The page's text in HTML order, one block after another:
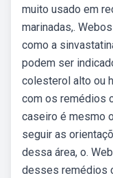
muito usado em
marinadas,.
como a
podem ser
colesterol alto ou
com os remédios
caseiro é mesmo
seguir as
dessa área, o.
desses remédios